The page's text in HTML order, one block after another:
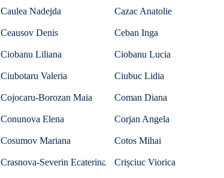
Caulea Nadejda Cazac Anatolie
Ceausov Denis Ceban Inga
Ciobanu Liliana Ciobanu Lucia
Ciubotaru Valeria Ciubuc Lidia
Cojocaru-Borozan Maia Coman Diana
Conunova Elena Corjan Angela
Cosumov Mariana Cotos Mihai
Crasnova-Severin Ecaterina Crișciuc Viorica